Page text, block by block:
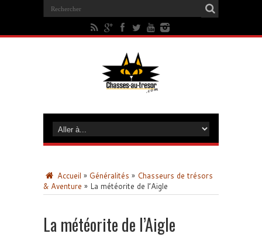
Accueil » Généralités » Chasseurs de trésors
& Aventure » La météorite de l’Aigle
La météorite de l’Aigle